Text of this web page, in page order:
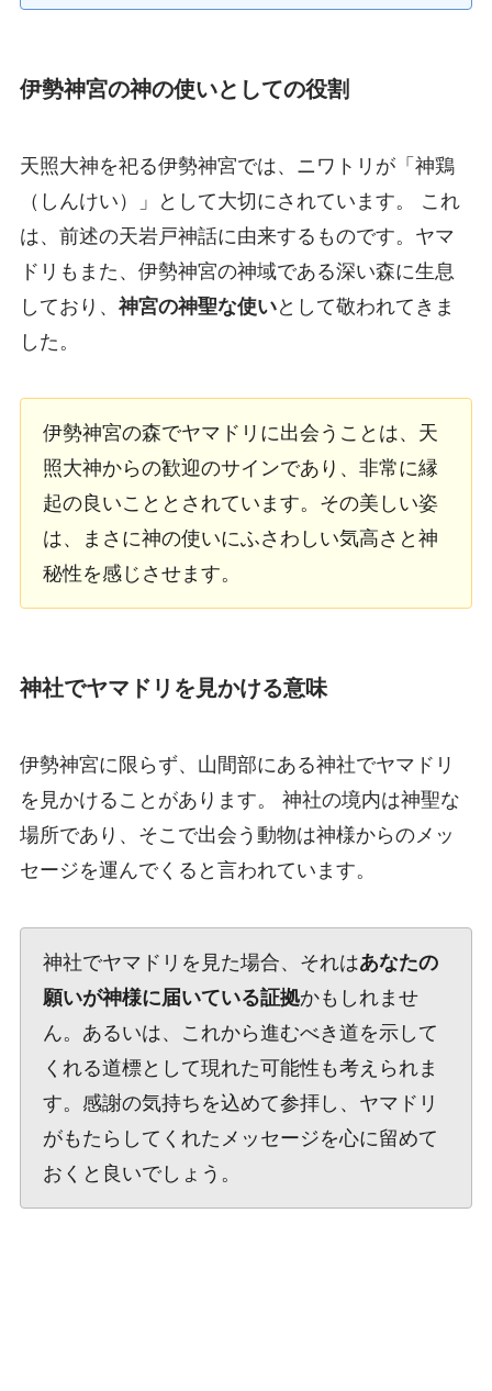
伊勢神宮の神の使いとしての役割
天照大神を祀る伊勢神宮では、ニワトリが「神鶏
（しんけい）」として大切にされています。 これ
は、前述の天岩戸神話に由来するものです。ヤマ
ドリもまた、伊勢神宮の神域である深い森に生息
しており、 神宮の神聖な使いとして敬われてきま
した。
伊勢神宮の森でヤマドリに出会うことは、天
照大神からの歓迎のサインであり、非常に縁
起の良いこととされています。その美しい姿
は、まさに神の使いにふさわしい気高さと神
秘性を感じさせます。
神社でヤマドリを見かける意味
伊勢神宮に限らず、山間部にある神社でヤマドリ
を見かけることがあります。 神社の境内は神聖な
場所であり、そこで出会う動物は神様からのメッ
セージを運んでくると言われています。
神社でヤマドリを見た場合、それはあなたの
願いが神様に届いている証拠かもしれませ
ん。あるいは、これから進むべき道を示して
くれる道標として現れた可能性も考えられま
す。感謝の気持ちを込めて参拝し、ヤマドリ
がもたらしてくれたメッセージを心に留めて
おくと良いでしょう。